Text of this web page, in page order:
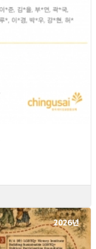
2026년